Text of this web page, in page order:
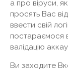
а про віруси,
просять Вас
ввести свій
постараємося
валідацію
Ви заходите